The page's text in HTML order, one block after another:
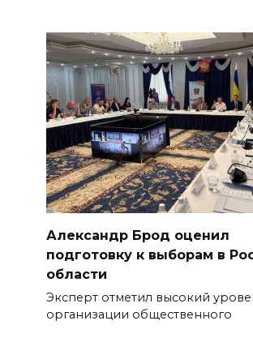
Александр Брод оценил
подготовку к выборам в
области
Эксперт отметил высокий
организации общественного